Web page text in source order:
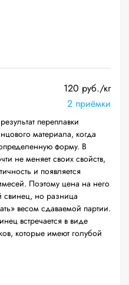
120 руб./кг
2 приёмки
переплавки
материала, когда
форму. В
не меняет своих свойств,
и появляется
Поэтому цена на него
свинец, но разница
весом сдаваемой партии.
встречается в виде
которые имеют голубой